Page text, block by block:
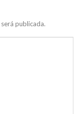
publicada.